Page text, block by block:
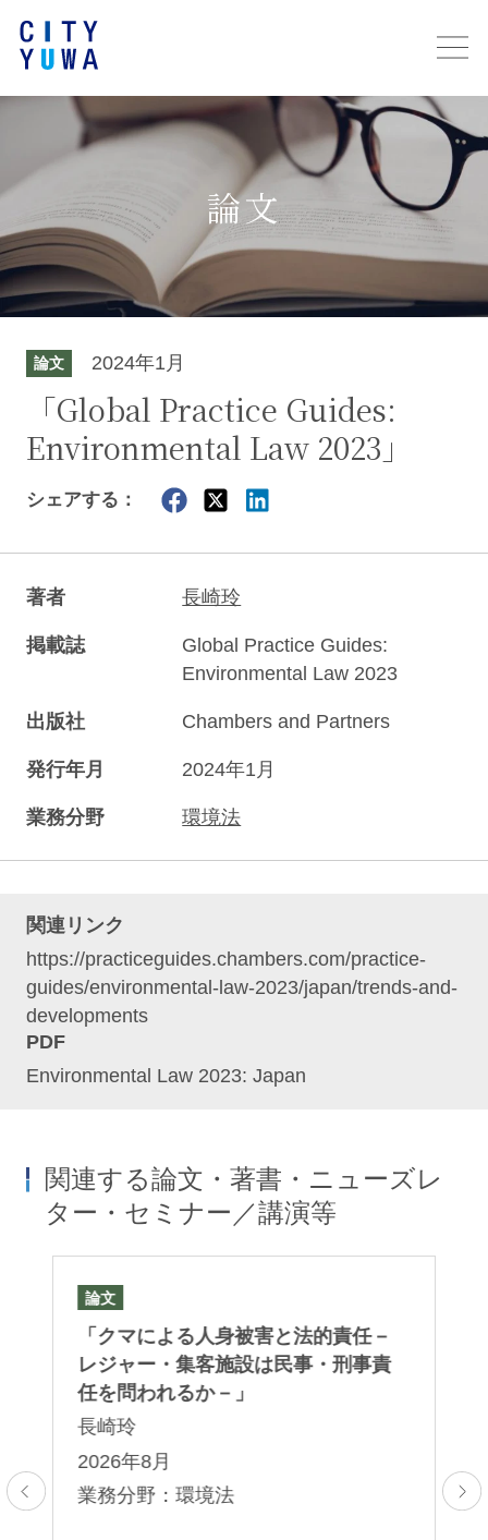
論文
論文 2024年1月
「Global Practice Guides:
Environmental Law 2023」
シェアする：
著者 長崎玲
掲載誌
Global Practice Guides:
Environmental Law 2023
出版社 Chambers and Partners
発行年月 2024年1月
業務分野 環境法
関連リンク
https://practiceguides.chambers.com/practice-
guides/environmental-law-2023/japan/trends-and-
developments
PDF
Environmental Law 2023: Japan
関連する論文・著書・ニューズレ
ター・セミナー／講演等
論文
「クマによる人身被害と法的責任－
レジャー・集客施設は民事・刑事責
任を問われるか－」
長崎玲
2026年8月
業務分野：環境法